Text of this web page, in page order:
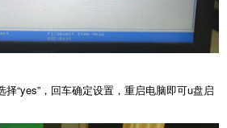
“yes”，回车确定设置，重启电脑即可u盘启